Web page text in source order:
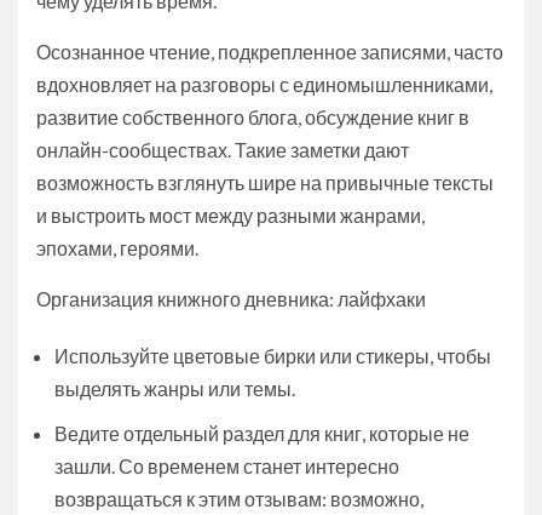
Осознанное чтение, подкрепленное записями, часто
вдохновляет на разговоры с единомышленниками,
развитие собственного блога, обсуждение книг в
онлайн-сообществах. Такие заметки дают
возможность взглянуть шире на привычные тексты
и выстроить мост между разными жанрами,
эпохами, героями.
Организация книжного дневника: лайфхаки
Используйте цветовые бирки или стикеры, чтобы
выделять жанры или темы.
Ведите отдельный раздел для книг, которые не
зашли. Со временем станет интересно
возвращаться к этим отзывам: возможно,